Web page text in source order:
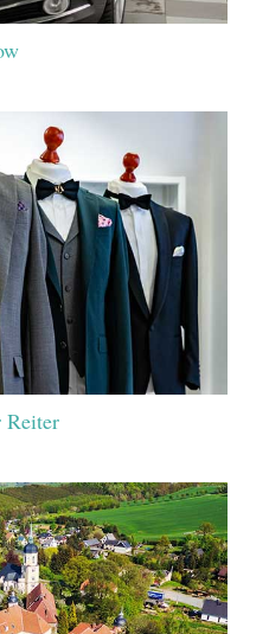
Reiter